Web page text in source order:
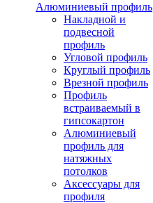
Алюминиевый профиль
Накладной и
подвесной
профиль
Угловой профиль
Круглый профиль
Врезной профиль
Профиль
встраиваемый в
гипсокартон
Алюминиевый
профиль для
натяжных
потолков
Аксессуары для
профиля